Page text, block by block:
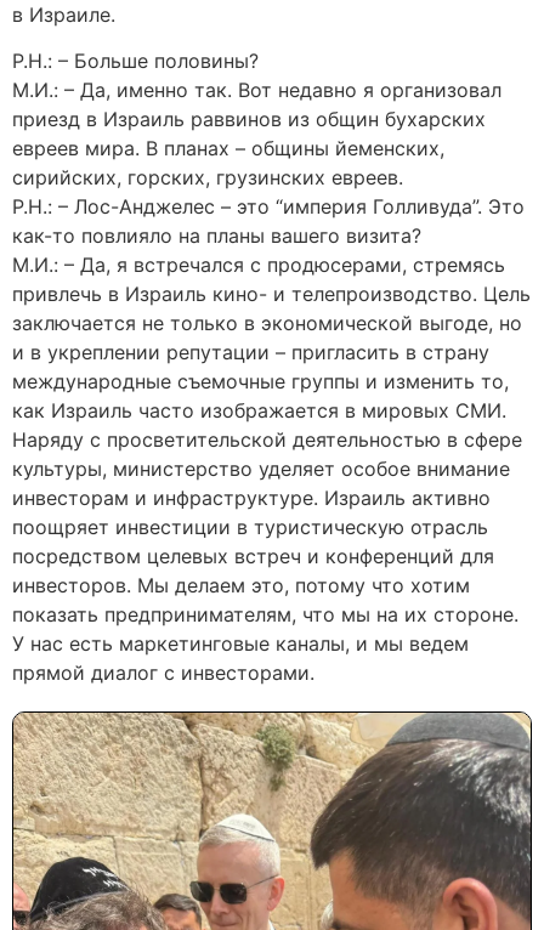
в Израиле.
Р.Н.: – Больше половины?
М.И.: – Да, именно так. Вот недавно я организовал
приезд в Израиль раввинов из общин бухарских
евреев мира. В планах – общины йеменских,
сирийских, горских, грузинских евреев.
Р.Н.: – Лос-Анджелес – это “империя Голливуда”. Это
как-то повлияло на планы вашего визита?
М.И.: – Да, я встречался с продюсерами, стремясь
привлечь в Израиль кино- и телепроизводство. Цель
заключается не только в экономической выгоде, но
и в укреплении репутации – пригласить в страну
международные съемочные группы и изменить то,
как Израиль часто изображается в мировых СМИ.
Наряду с просветительской деятельностью в сфере
культуры, министерство уделяет особое внимание
инвесторам и инфраструктуре. Израиль активно
поощряет инвестиции в туристическую отрасль
посредством целевых встреч и конференций для
инвесторов. Мы делаем это, потому что хотим
показать предпринимателям, что мы на их стороне.
У нас есть маркетинговые каналы, и мы ведем
прямой диалог с инвесторами.